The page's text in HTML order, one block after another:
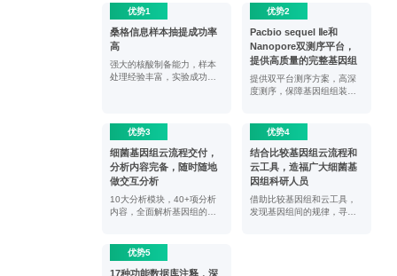
优势1
桑格信息样本抽提成功率
高
强大的核酸制备能力，样本
处理经验丰富，实验成功率
优势2
Pacbio sequel Ⅱe和
Nanopore双测序平台，
提供高质量的完整基因组
提供双平台测序方案，高深
度测序，保障基因组组装的
优势3
细菌基因组云流程交付，
分析内容完备，随时随地
做交互分析
10大分析模块，40+项分析
内容，全面解析基因组的结
优势4
结合比较基因组云流程和
云工具，造福广大细菌基
因组科研人员
借助比较基因组和云工具，
发现基因组间的规律，寻找
优势5
17种功能数据库注释，深